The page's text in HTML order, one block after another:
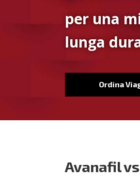
per una
lunga
Ordina
Avanafil